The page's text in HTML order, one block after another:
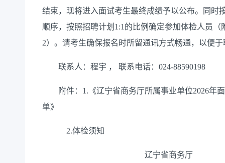
结束，现将进入面试考生最终成绩予以公布。同时
顺序，按照招聘计划1:1的比例确定参加体检人员
2）。请考生确保报名时所留通讯方式畅通，以便于
联系人：程宇 ， 联系电话：024-88590198
附件：1.《辽宁省商务厅所属事业单位2026年
单》
2.体检须知
辽宁省商务厅